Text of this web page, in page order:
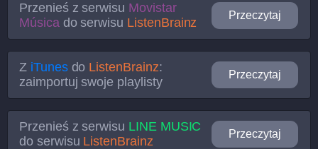
Przenieś z serwisu Movistar
Músicado serwisu ListenBrainz
Przeczytaj
Z iTunesdo ListenBrainz:
zaimportuj swoje playlisty
Przeczytaj
Przenieś z serwisu LINE MUSIC
do serwisu ListenBrainz
Przeczytaj